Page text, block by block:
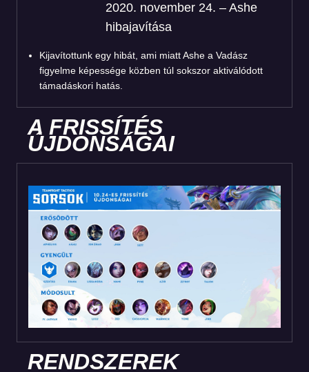
2020. november 24. – Ashe
hibajavítása
Kijavítottunk egy hibát, ami miatt Ashe a Vadász
figyelme képessége közben túl sokszor aktiválódott
támadáskori hatás.
A FRISSÍTÉS
ÚJDONSÁGAI
RENDSZEREK